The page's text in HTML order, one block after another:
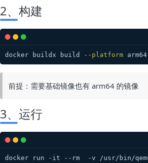
2、构建
docker buildx build --platform
前提：需要基础镜像也有 arm64 的镜像
3、运行
docker run -it --rm  -v /usr/bin/